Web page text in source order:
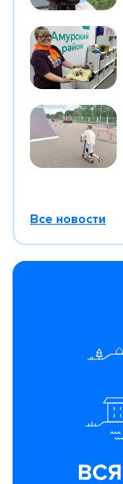
Все новости